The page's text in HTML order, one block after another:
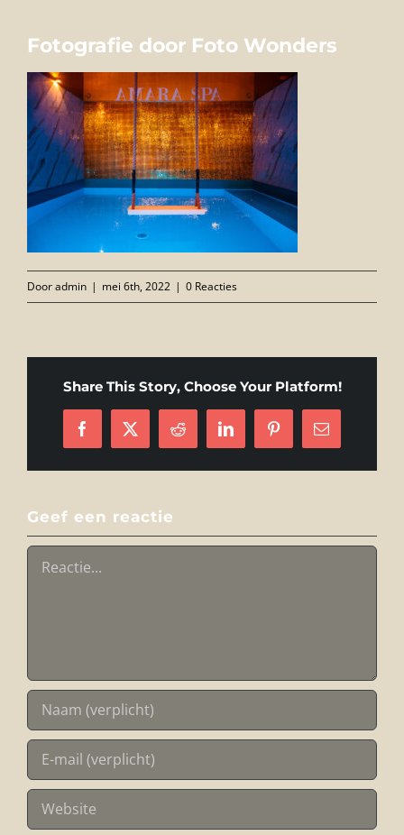
FOTO’S
INFO
OPENINGSTIJDEN
GIFTCARD
CONTACT
Fotografie door Foto Wonders
Dooradmin | mei 6th, 2022 | 0 Reacties
Share This Story, Choose Your Platform!
Facebook
X Reddit LinkedInPinterest
E-
mail
Geef een reactie
Reactie